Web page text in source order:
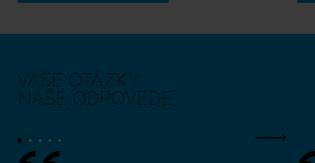
VAŠE OTÁZKY
NAŠE ODPOVEDE
Ďalší